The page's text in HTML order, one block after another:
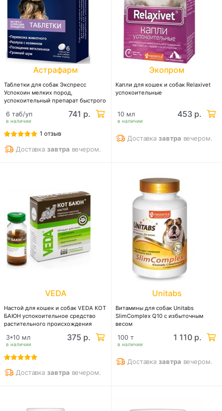
Астрафарм
Таблетки для собак Экспресс
Успокоин мелких пород,
успокоительный препарат быстрого
в наличии
6 таб/уп 741 р.
1 отзыв
Доставказавтра вечером.
Экопром
Капли для кошек и собак Relaxivet
успокоительные
в наличии
10 мл 453 р.
Доставказавтра вечером.
VEDA
Настой для кошек и собак VEDA КОТ
БАЮН успокоительное средство
растительного происхождения
в наличии
3*10 мл 375 р.
Доставказавтра вечером.
Unitabs
Витамины для собак Unitabs
SlimComplex Q10 с избыточным
весом
в наличии
100 т 1 110 р.
Доставказавтра вечером.